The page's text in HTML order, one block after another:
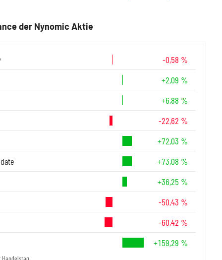
der Nynomic Aktie
-0,58 %
+2,09 %
+6,88 %
-22,62 %
+72,03 %
+73,08 %
+36,25 %
-50,43 %
-60,42 %
+159,29 %